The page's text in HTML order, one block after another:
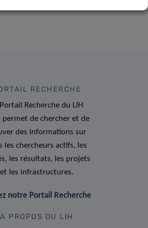
RECHERCHE
Recherche du LIH
permet de chercher et de
des informations sur
les chercheurs actifs, les
les résultats, les projets
et les infrastructures.
notre Portail Recherche
A PROPOS DU LIH